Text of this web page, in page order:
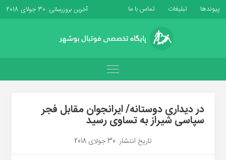
پیوندها تبلیغات تماس با ما آخرین بروزرسانی: 30 جولای 2018
در دیداری دوستانه/ ایرانجوان مقابل فجر
سپاسی شیراز به تساوی رسید
تاریخ انتشار: 30 جولای 2018